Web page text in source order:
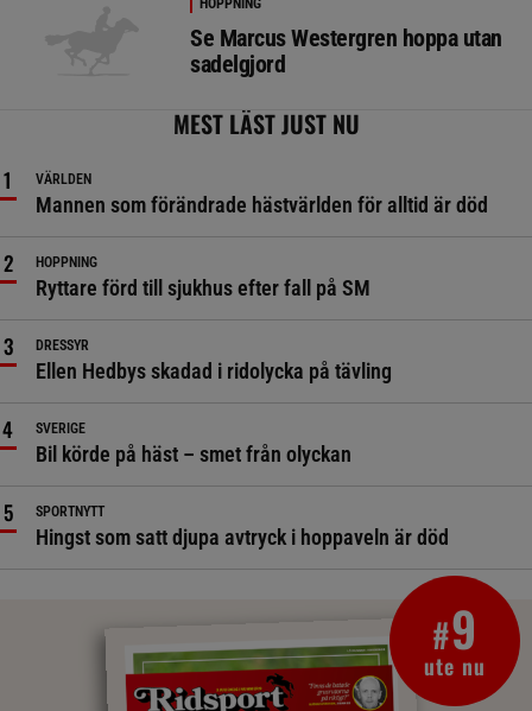
HOPPNING
Se Marcus Westergren hoppa utan
sadelgjord
MEST LÄST JUST NU
VÄRLDEN
Mannen som förändrade hästvärlden för alltid är död
HOPPNING
Ryttare förd till sjukhus efter fall på SM
DRESSYR
Ellen Hedbys skadad i ridolycka på tävling
SVERIGE
Bil körde på häst – smet från olyckan
SPORTNYTT
Hingst som satt djupa avtryck i hoppaveln är död
#9
ute nu